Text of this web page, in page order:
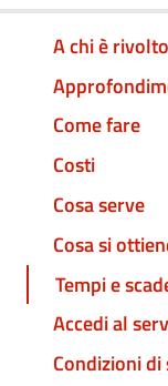
A chi è rivolto
Come fare
Costi
Cosa serve
Cosa si
Tempi e
Accedi al
Condizioni di